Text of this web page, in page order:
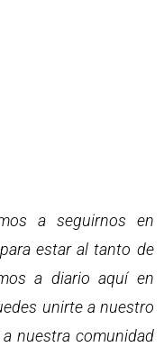
a seguirnos en
estar al tanto de
a diario aquí en
unirte a nuestro
a nuestra comunidad